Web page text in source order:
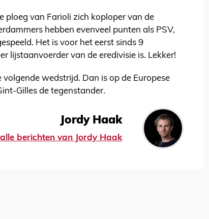
ploeg van Farioli zich koploper van de
hebben evenveel punten als PSV,
Het is voor het eerst sinds 9
lijstaanvoerder van de eredivisie is. Lekker!
wedstrijd. Dan is op de Europese
Gilles de tegenstander.
Jordy Haak
berichten van Jordy Haak